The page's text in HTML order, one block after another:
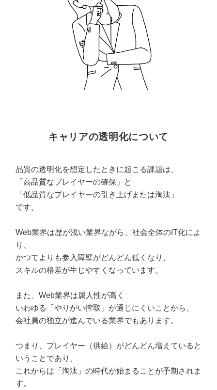
キャリアの透明化について
品質の透明化を想定したときに起こる課題は、
「高品質なプレイヤーの確保」と
「低品質なプレイヤーの引き上げまたは淘汰」
です。
Web業界は歴が浅い業界ながら、社会全体のIT化によ
り、
かつてよりも参入障壁がどんどん低くなり、
スキルの格差が生じやすくなっています。
また、Web業界は属人性が高く
いわゆる「やりがい搾取」が通じにくいことから、
会社員の独立が進んでいる業界でもあります。
つまり、プレイヤー（供給）がどんどん増えていると
いうことであり、
これからは「淘汰」の時代が始まることが予期されま
す。